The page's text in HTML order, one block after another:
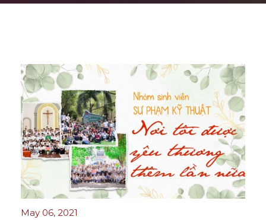
May 06, 2021